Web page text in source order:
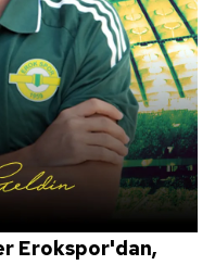
Kanunu uyarınca
okumak ve sitemizde
çerezlerle ilgili bilgi
Erokspor'dan,